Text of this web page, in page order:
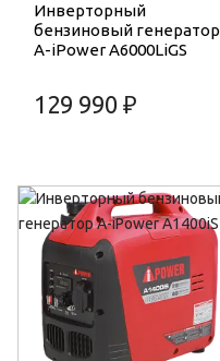
Инверторный
бензиновый генератор
A-iPower A6000LiGS
129 990 ₽